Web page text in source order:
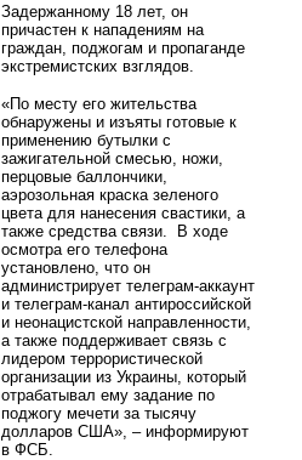
Задержанному 18 лет, он
причастен к нападениям на
граждан, поджогам и пропаганде
экстремистских взглядов.
«По месту его жительства
обнаружены и изъяты готовые к
применению бутылки с
зажигательной смесью, ножи,
перцовые баллончики,
аэрозольная краска зеленого
цвета для нанесения свастики, а
также средства связи. В ходе
осмотра его телефона
установлено, что он
администрирует телеграм-аккаунт
и телеграм-канал антироссийской
и неонацистской направленности,
а также поддерживает связь с
лидером террористической
организации из Украины, который
отрабатывал ему задание по
поджогу мечети за тысячу
долларов США», – информируют
в ФСБ.